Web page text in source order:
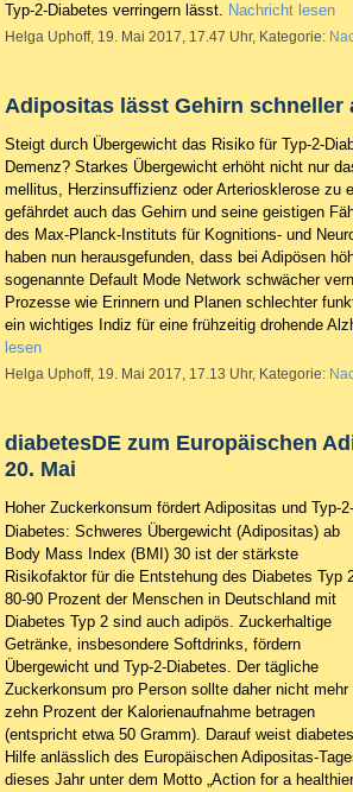
Typ-2-Diabetes verringern lässt. Nachricht lesen
Helga Uphoff, 19. Mai 2017, 17.47 Uhr, Kategorie:
Adipositas lässt Gehirn schneller
Steigt durch Übergewicht das Risiko für Typ-2-
Demenz? Starkes Übergewicht erhöht nicht nur
mellitus, Herzinsuffizienz oder Arteriosklerose zu
gefährdet auch das Gehirn und seine geistigen
des Max-Planck-Instituts für Kognitions- und
haben nun herausgefunden, dass bei Adipösen
sogenannte Default Mode Network schwächer
Prozesse wie Erinnern und Planen schlechter
ein wichtiges Indiz für eine frühzeitig drohende
lesen
Helga Uphoff, 19. Mai 2017, 17.13 Uhr, Kategorie:
diabetesDE zum Europäischen
20. Mai
Hoher Zuckerkonsum fördert Adipositas und Typ-2-
Diabetes: Schweres Übergewicht (Adipositas) ab
Body Mass Index (BMI) 30 ist der stärkste
Risikofaktor für die Entstehung des Diabetes Typ
80-90 Prozent der Menschen in Deutschland mit
Diabetes Typ 2 sind auch adipös. Zuckerhaltige
Getränke, insbesondere Softdrinks, fördern
Übergewicht und Typ-2-Diabetes. Der tägliche
Zuckerkonsum pro Person sollte daher nicht mehr
zehn Prozent der Kalorienaufnahme betragen
(entspricht etwa 50 Gramm). Darauf weist
Hilfe anlässlich des Europäischen Adipositas-
dieses Jahr unter dem Motto „Action for a